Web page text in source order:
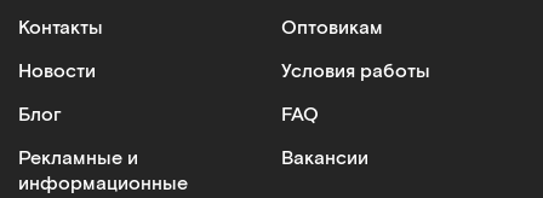
Контакты
Новости
Блог
Рекламные и
информационные
Оптовикам
Условия работы
FAQ
Вакансии